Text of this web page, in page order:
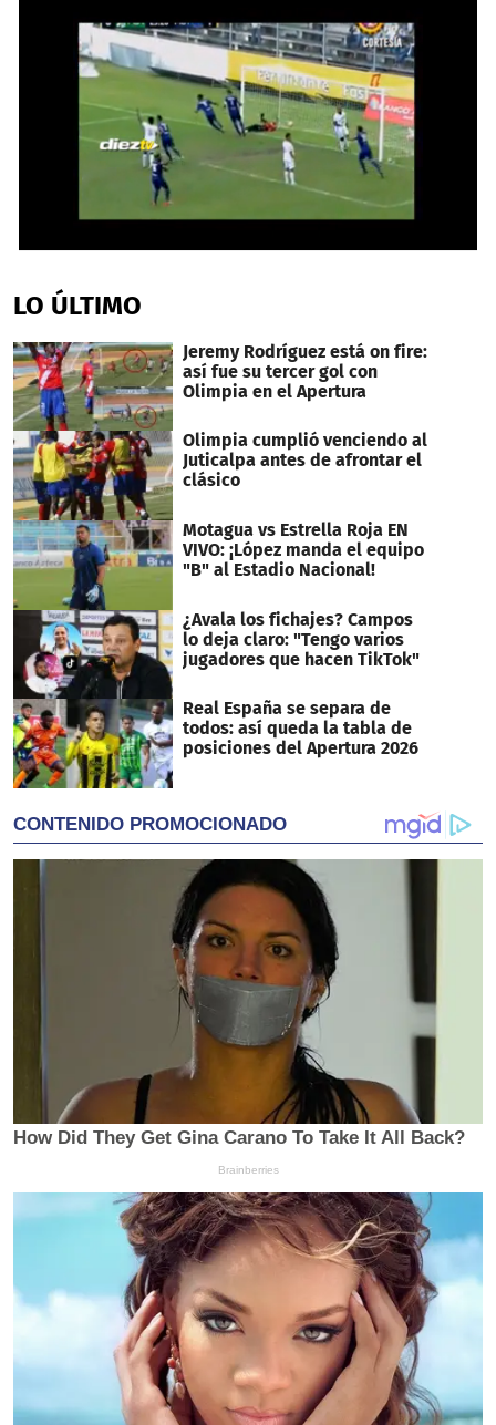
of
1
13
seconds
LO ÚLTIMO
Jeremy Rodríguez está on fire:
así fue su tercer gol con
Olimpia en el Apertura
Olimpia cumplió venciendo al
Juticalpa antes de afrontar el
clásico
Motagua vs Estrella Roja EN
VIVO: ¡López manda el equipo
"B" al Estadio Nacional!
¿Avala los fichajes? Campos
lo deja claro: "Tengo varios
jugadores que hacen TikTok"
Real España se separa de
todos: así queda la tabla de
posiciones del Apertura 2026